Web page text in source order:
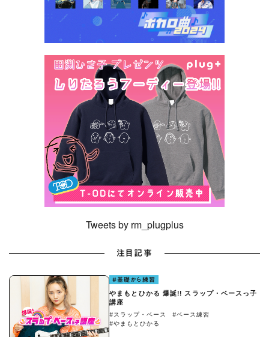
Tweets by rm_plugplus
注目記事
#基礎から練習
やまもとひかる 爆誕!! スラップ・ベースっ子
講座
#スラップ・ベース
#ベース練習
#やまもとひかる